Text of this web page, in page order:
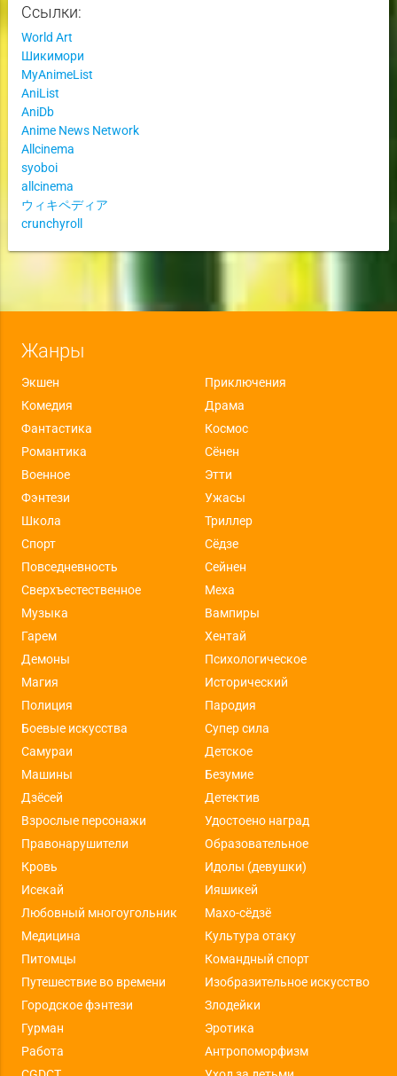
Ссылки:
World Art
Шикимори
MyAnimeList
AniList
AniDb
Anime News Network
Allcinema
syoboi
allcinema
ウィキペディア
crunchyroll
Жанры
Экшен
Приключения
Комедия
Драма
Фантастика
Космос
Романтика
Сёнен
Военное
Этти
Фэнтези
Ужасы
Школа
Триллер
Спорт
Сёдзе
Повседневность
Сейнен
Сверхъестественное
Меха
Музыка
Вампиры
Гарем
Хентай
Демоны
Психологическое
Магия
Исторический
Полиция
Пародия
Боевые искусства
Супер сила
Самураи
Детское
Машины
Безумие
Дзёсей
Детектив
Взрослые персонажи
Удостоено наград
Правонарушители
Образовательное
Кровь
Идолы (девушки)
Исекай
Ияшикей
Любовный многоугольник
Махо-сёдзё
Медицина
Культура отаку
Питомцы
Командный спорт
Путешествие во времени
Изобразительное искусство
Городское фэнтези
Злодейки
Гурман
Эротика
Работа
Антропоморфизм